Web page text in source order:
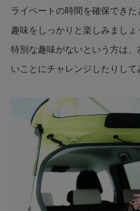
ライベートの時間を確保でき
趣味をしっかりと楽しみましょ
特別な趣味がないという方は
いことにチャレンジしたりして